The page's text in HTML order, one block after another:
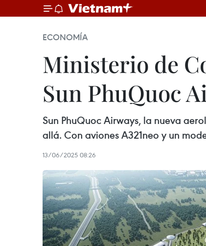
ECONOMÍA
Ministerio de
Sun PhuQuoc
Sun PhuQuoc Airways, la nueva
allá. Con aviones A321neo y un
13/06/2025 08:26